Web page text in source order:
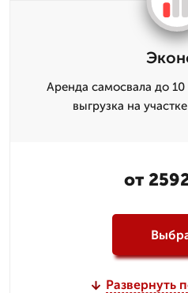
Аренда самосвала до 10
выгрузка на
от
Развернуть